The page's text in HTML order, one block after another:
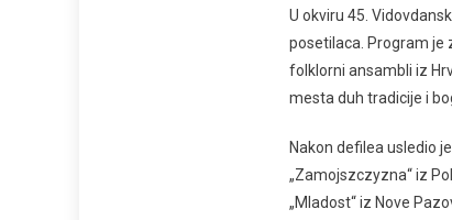
U okviru 45.
posetilaca. Program je
folklorni ansambli iz
mesta duh tradicije i
Nakon defilea usledio
„Zamojszczyzna“ iz
„Mladost“ iz Nove